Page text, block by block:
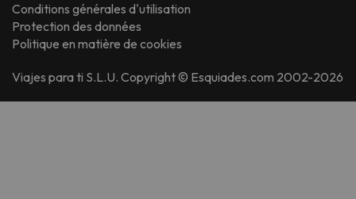
Conditions générales d'utilisation
Protection des données
Politique en matière de cookies
Viajes para ti S.L.U. Copyright © Esquiades.com 2002-2026